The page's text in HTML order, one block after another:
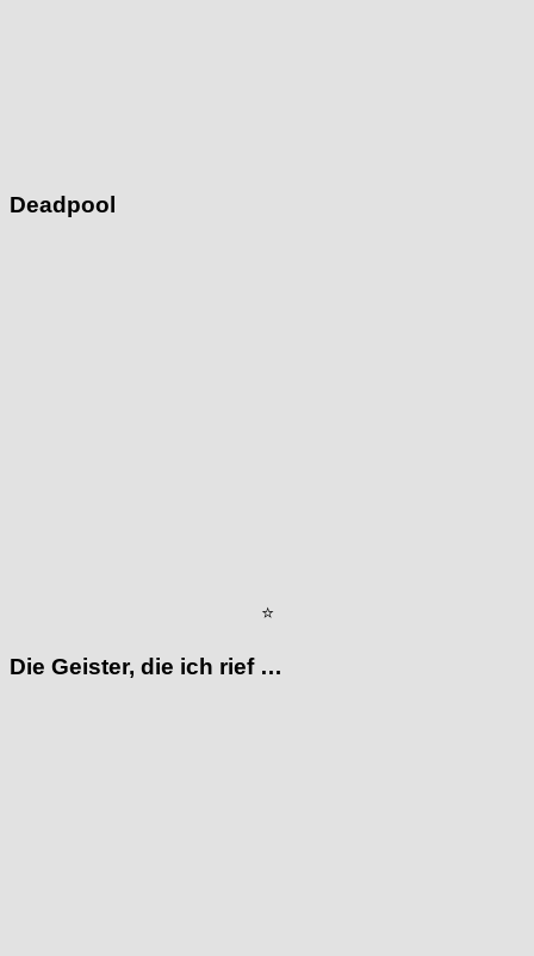
Deadpool
⭐
Die Geister, die ich rief …